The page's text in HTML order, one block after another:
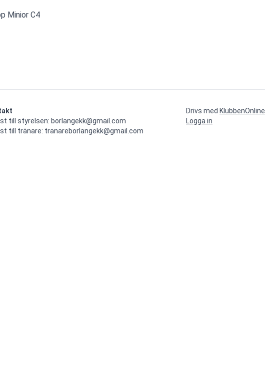
Minior C4
till styrelsen: borlangekk@gmail.com
till tränare: tranareborlangekk@gmail.com
Drivs med KlubbenOnline
Logga in